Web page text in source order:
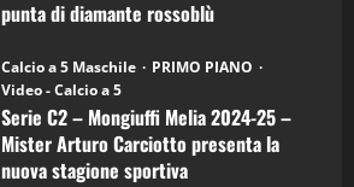
(Mongiuffi
punta di diamante rossoblù
Calcio a 5 Maschile
PRIMO PIANO
Video - Calcio a 5
Serie C2 – Mongiuffi Melia 2024-25 –
Mister Arturo Carciotto presenta la
nuova stagione sportiva
“SportEmpire” in Podcast: 26^ Puntata
(Martedi 07 Aprile 2026)
08/04/2026